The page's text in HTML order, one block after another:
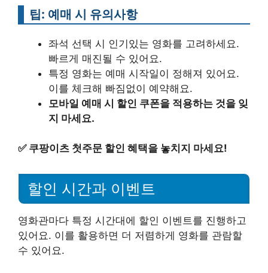
팁: 예매 시 유의사항
좌석 선택 시 인기있는 영화를 고려하세요.
빠르게 매진될 수 있어요.
특정 영화는 예매 시작일이 정해져 있어요.
이를 체크해 빠짐없이 예약해요.
모바일 예매 시 할인 쿠폰을 적용하는 것을 잊
지 마세요.
✅ 쿠팡이츠 첫주문 할인 혜택을 놓치지 마세요!
할인 시간과 이벤트
영화관마다 특정 시간대에 할인 이벤트를 진행하고
있어요. 이를 활용하면 더 저렴하게 영화를 관람할
수 있어요.